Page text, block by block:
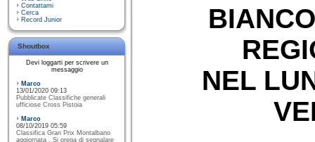
Contattami
Cerca
Record Junior
Shoutbox
Devi loggarti per scrivere un
messaggio
Marco
13/01/2020 09:13
Pubblicate Classifiche generali
ufficiose Cross Pistoia
Marco
08/10/2019 05:59
Classifica Gran Prix Montalbano
aggiornata . Si prega di segnalare
NEL